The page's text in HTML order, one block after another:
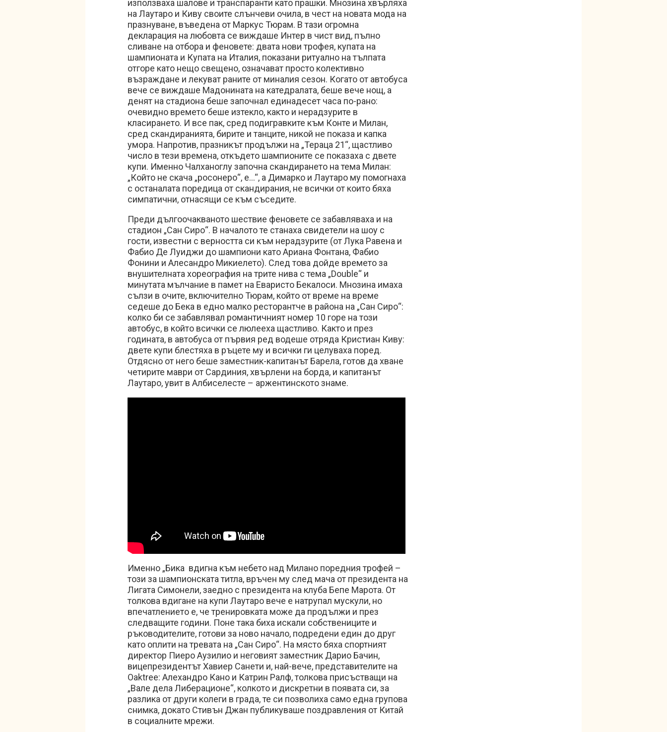
използваха шалове и транспаранти като прашки. Мнозина хвърляха
на Лаутаро и Киву своите слънчеви очила, в чест на новата мода на
празнуване, въведена от Маркус Тюрам. В тази огромна
декларация на любовта се виждаше Интер в чист вид, пълно
сливане на отбора и феновете: двата нови трофея, купата на
шампионата и Купата на Италия, показани ритуално на тълпата
отгоре като нещо свещено, означават просто колективно
възраждане и лекуват раните от миналия сезон. Когато от автобуса
вече се виждаше Мадонината на катедралата, беше вече нощ, а
денят на стадиона беше започнал единадесет часа по-рано:
очевидно времето беше изтекло, както и нерадзурите в
класирането. И все пак, сред подигравките към Конте и Милан,
сред скандиранията, бирите и танците, никой не показа и капка
умора. Напротив, празникът продължи на „Тераца 21“, щастливо
число в тези времена, откъдето шампионите се показаха с двете
купи. Именно Чалханоглу започна скандирането на тема Милан:
„Който не скача „росонеро“, е...“, а Димарко и Лаутаро му помогнаха
с останалата поредица от скандирания, не всички от които бяха
симпатични, отнасящи се към съседите.
Преди дългоочакваното шествие феновете се забавляваха и на
стадион „Сан Сиро“. В началото те станаха свидетели на шоу с
гости, известни с верността си към нерадзурите (от Лука Равена и
Фабио Де Луиджи до шампиони като Ариана Фонтана, Фабио
Фонини и Алесандро Микиелето). След това дойде времето за
внушителната хореография на трите нива с тема „Double“ и
минутата мълчание в памет на Еваристо Бекалоси. Мнозина имаха
сълзи в очите, включително Тюрам, който от време на време
седеше до Бека в едно малко ресторантче в района на „Сан Сиро“:
колко би се забавлявал романтичният номер 10 горе на този
автобус, в който всички се люлееха щастливо. Както и през
годината, в автобуса от първия ред водеше отряда Кристиан Киву:
двете купи блестяха в ръцете му и всички ги целуваха поред.
Отдясно от него беше заместник-капитанът Барела, готов да хване
четирите маври от Сардиния, хвърлени на борда, и капитанът
Лаутаро, увит в Албиселесте – аржентинското знаме.
Именно „Бика вдигна към небето над Милано поредния трофей –
този за шампионската титла, връчен му след мача от президента на
Лигата Симонели, заедно с президента на клуба Бепе Марота. От
толкова вдигане на купи Лаутаро вече е натрупал мускули, но
впечатлението е, че тренировката може да продължи и през
следващите години. Поне така биха искали собствениците и
ръководителите, готови за ново начало, подредени един до друг
като оплити на тревата на „Сан Сиро“. На място бяха спортният
директор Пиеро Аузилио и неговият заместник Дарио Бачин,
вицепрезидентът Хавиер Санети и, най-вече, представителите на
Oaktree: Алехандро Кано и Катрин Ралф, толкова присъстващи на
„Вале дела Либерационе“, колкото и дискретни в появата си, за
разлика от други колеги в града, те си позволиха само една групова
снимка, докато Стивън Джан публикуваше поздравления от Китай
в социалните мрежи.